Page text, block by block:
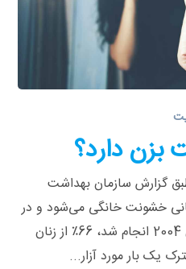
بزن دارد؟
4 دقیقه طبق گزارش سازمان بهداشت
زن قربانی خشونت خانگی می‌شود و در
ایران طبق مطالعه‌ای که در سال 2004 انجام شد، 66٪ از زنان
یک بار مورد آزار...